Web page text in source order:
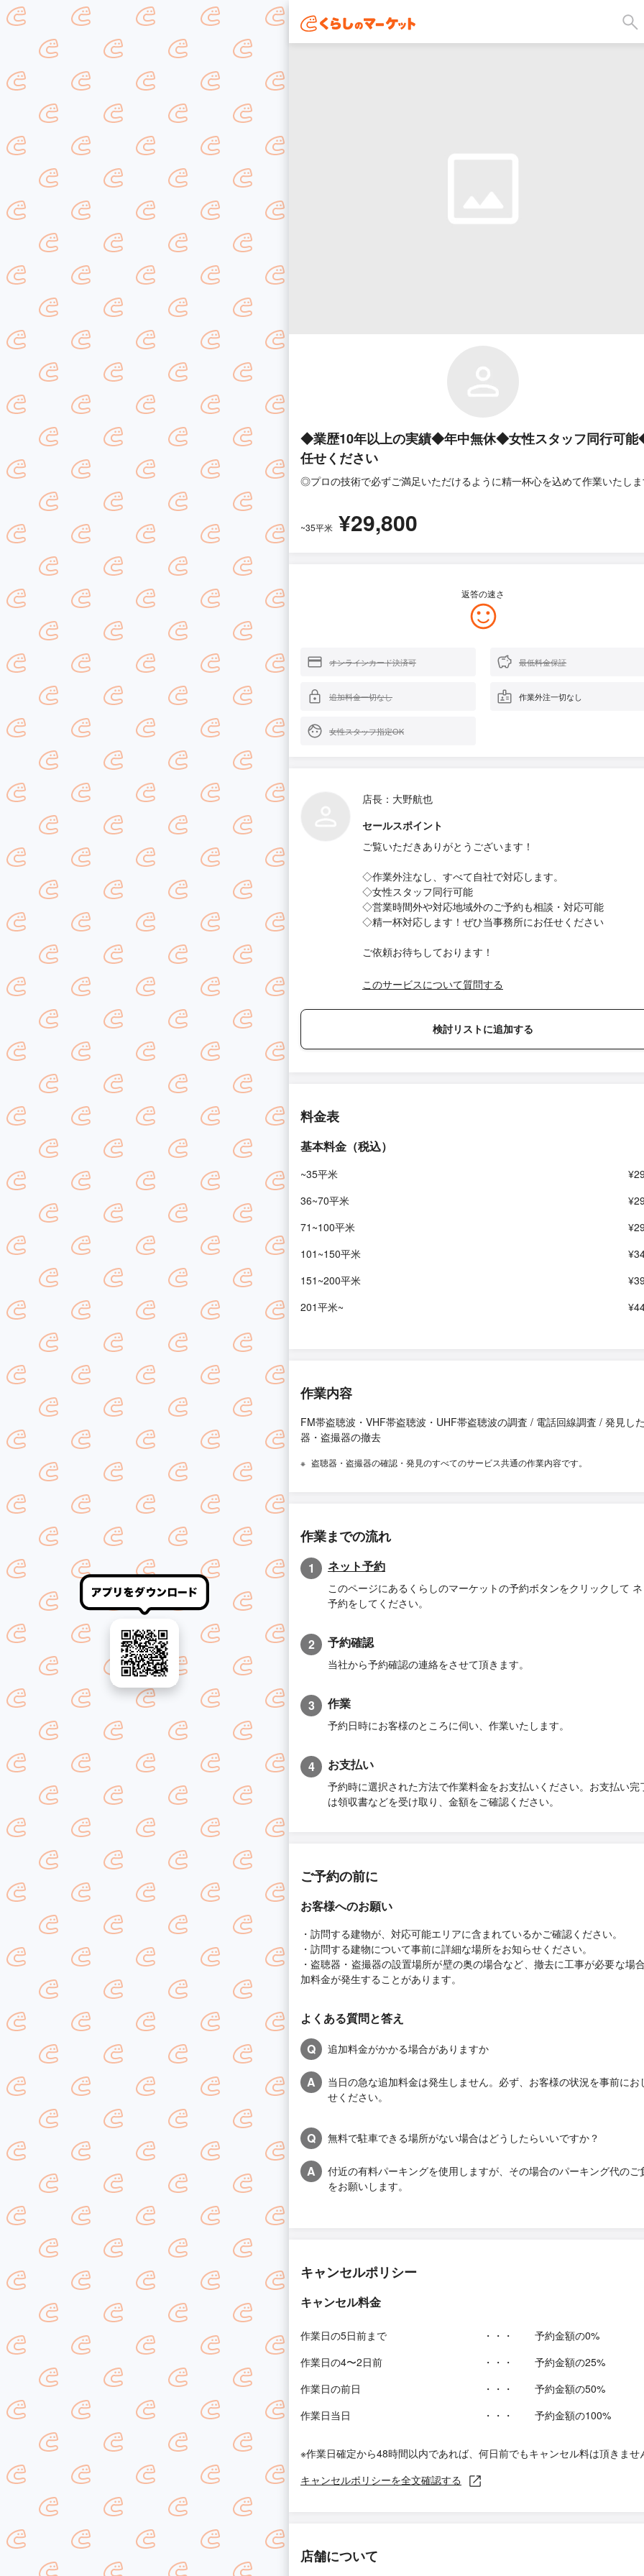
◆業歴10年以上の実績◆年中無休◆女性スタッフ同行可
任せください
◎プロの技術で必ずご満足いただけるように精一杯心を込めて作業いたし
~35平米 ¥29,800
返答の速さ
オンラインカード決済可 最低料金保証
追加料金一切なし 作業外注一切なし
女性スタッフ指定OK
店長：大野航也
セールスポイント
ご覧いただきありがとうございます！
◇作業外注なし、すべて自社で対応します。
◇女性スタッフ同行可能
◇営業時間外や対応地域外のご予約も相談・対応可能
◇精一杯対応します！ぜひ当事務所にお任せください
ご依頼お待ちしております！
このサービスについて質問する
検討リストに追加する
料金表
基本料金（税込）
~35平米
36~70平米
71~100平米
101~150平米
151~200平米
201平米~
作業内容
FM帯盗聴波・VHF帯盗聴波・UHF帯盗聴波の調査 / 電話回線調査 / 発見し
器・盗撮器の撤去
盗聴器・盗撮器の確認・発見のすべてのサービス共通の作業内容です。
作業までの流れ
1 ネット予約
このページにあるくらしのマーケットの予約ボタンをクリックして
予約をしてください。
2 予約確認
当社から予約確認の連絡をさせて頂きます。
3 作業
予約日時にお客様のところに伺い、作業いたします。
4 お支払い
予約時に選択された方法で作業料金をお支払いください。お支払い完
は領収書などを受け取り、金額をご確認ください。
ご予約の前に
お客様へのお願い
・訪問する建物が、対応可能エリアに含まれているかご確認ください。
・訪問する建物について事前に詳細な場所をお知らせください。
・盗聴器・盗撮器の設置場所が壁の奥の場合など、撤去に工事が必要な場
加料金が発生することがあります。
よくある質問と答え
Q
追加料金がかかる場合がありますか
A
当日の急な追加料金は発生しません。必ず、お客様の状況を事前にお
せください。
Q 無料で駐車できる場所がない場合はどうしたらいいですか？
A
付近の有料パーキングを使用しますが、その場合のパーキング代のご
をお願いします。
キャンセルポリシー
キャンセル料金
作業日の5日前まで ・・・
予約金額の0%
作業日の4〜2日前
・・・
予約金額の25%
作業日の前日
・・・
予約金額の50%
作業日当日
・・・ 予約金額の100%
※作業日確定から48時間以内であれば、何日前でもキャンセル料は頂きませ
キャンセルポリシーを全文確認する
店舗について